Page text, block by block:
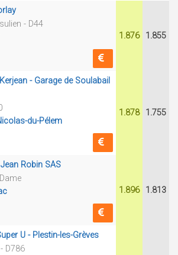
- D44
1.876 1.855
- Garage de Soulabail
du-Pélem
1.878 1.755
Robin SAS
1.896 1.813
U - Plestin-les-Grèves
D786